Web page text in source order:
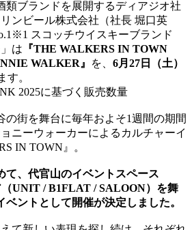
類ブランドを展開するディアジオ社
ンビール株式会社（社長 堀口英
スコッチウイスキーブランド
は 『THE WALKERS IN TOWN
WALKER』
を、 6月27日（土）
す。
2025に基づく販売数量
の街を舞台に毎年およそ1週間の期間
ニーウォーカーによるカルチャーイ
IN TOWN』。
て、代官山のイベントスペース
（UNIT / B1FLAT / SALOON）を舞
ベントとして開催が決定しました。